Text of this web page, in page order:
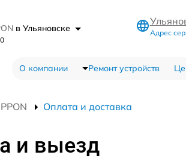
в Ульяновске Адрес
О компании Ремонт устройств
Оплата и доставка
и выезд